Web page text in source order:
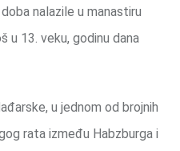
nalazile u manastiru
u 13. veku, godinu dana
u jednom od brojnih
rata između Habzburga i